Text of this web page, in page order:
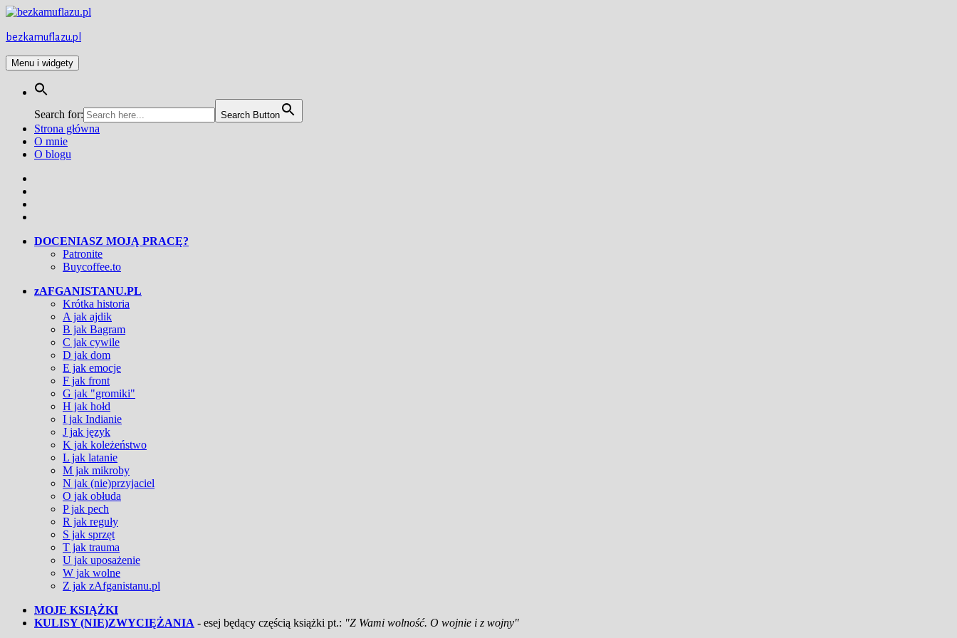
Przejdź
treści
bezkamuflazu.pl
Menu i widgety
Search for: Search Button
Strona główna
O mnie
O blogu
DOCENIASZ MOJĄ PRACĘ?
Patronite
Buycoffee.to
zAFGANISTANU.PL
Krótka historia
A jak ajdik
B jak Bagram
C jak cywile
D jak dom
E jak emocje
F jak front
G jak "gromiki"
H jak hołd
I jak Indianie
J jak język
K jak koleżeństwo
L jak latanie
M jak mikroby
N jak (nie)przyjaciel
O jak obłuda
P jak pech
R jak reguły
S jak sprzęt
T jak trauma
U jak uposażenie
W jak wolne
Z jak zAfganistanu.pl
MOJE KSIĄŻKI
KULISY (NIE)ZWYCIĘŻANIA - esej będący częścią książki pt.: "Z Wami wolność. O wojnie i z wojny"